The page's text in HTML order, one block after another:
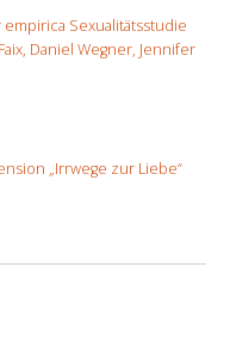
Sexualitätsstudie
Daniel Wegner, Jennifer
„Irrwege zur Liebe“